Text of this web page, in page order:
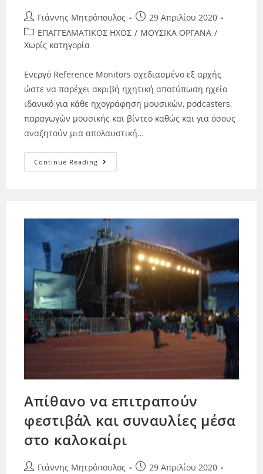
Γιάννης Μητρόπουλος
29 Απριλίου 2020
ΕΠΑΓΓΕΛΜΑΤΙΚΟΣ ΗΧΟΣ / ΜΟΥΣΙΚΑ ΟΡΓΑΝΑ /
Χωρίς κατηγορία
Ενεργό Reference Monitors σχεδιασμένο εξ αρχής
ώστε να παρέχει ακριβή ηχητική αποτύπωση ηχείο
ιδανικό για κάθε ηχογράφηση μουσικών, podcasters,
παραγωγών μουσικής και βίντεο καθώς και για όσους
αναζητούν μια απολαυστική…
Continue Reading
Απίθανο να επιτραπούν
φεστιβάλ και συναυλίες μέσα
στο καλοκαίρι
Γιάννης Μητρόπουλος 29 Απριλίου 2020